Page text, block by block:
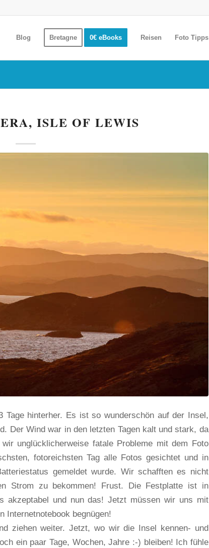
Blog Bretagne 0€ eBooks Reisen Foto Tipps
ISLE OF LEWIS
Tage hinterher. Es ist so wunderschön auf der Insel,
Der Wind war in den letzten Tagen kalt und stark, da
unglücklicherweise fatale Probleme mit dem Foto
fotoreichsten Tag alle Fotos gesichtet und in
gemeldet wurde. Wir schafften es nicht
Strom zu bekommen! Frust. Die Festplatte ist in
akzeptabel und nun das! Jetzt müssen wir uns mit
Internetnotebook begnügen!
ziehen weiter. Jetzt, wo wir die Insel kennen- und
ein paar Tage, Wochen, Jahre :-) bleiben! Ich fühle